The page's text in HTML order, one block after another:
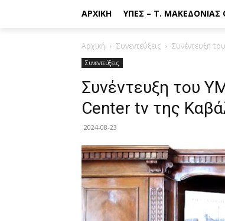
ΑΡΧΙΚΉ ΥΠΕΣ – Τ. ΜΑΚΕΔΟΝΊΑΣ
Αρχική Συνεντεύξεις Συνέντευξη
Συνεντεύξεις
Συνέντευξη του
Center tv της
2024-08-23